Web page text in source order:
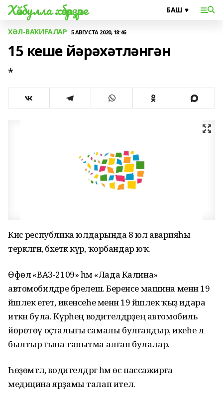
Хәйбулла хәбәрҙәре
ХӘЛ-ВАҠИҒАЛАР 5 АВГУСТА 2020, 18:46
15 кеше йәрәхәтләнгән
*
Кисә республика юлдарында 8 юл аварияһы
теркәлгән, бәхеткә күрә, ҡорбандар юҡ.
Өфөлә «ВАЗ-2109» һәм «Лада Калина»
автомобилдәре бәрелешә. Беренсе машина менән 19
йәшлек егет, икенсеһе менән 19 йәшлек ҡыҙ идара
иткән була. Күрәһең водителдәрҙең автомобиль
йөрөтөү оҫталығы самалы булғандыр, икеһе лә
былтыр ғына танытма алған булалар.
Һөҙөмтәлә, водителдәргә һәм өс пассажирға
медицина ярҙамы талап ителә.